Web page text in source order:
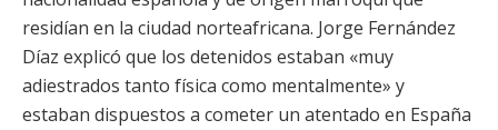
residían en la ciudad norteafricana. Jorge Fernández
Díaz explicó que los detenidos estaban «muy
adiestrados tanto física como mentalmente» y
estaban dispuestos a cometer un atentado en España